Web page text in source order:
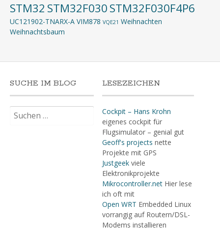
STM32 STM32F030STM32F030F4P6
UC121902-TNARX-A VIM878 VQE21 Weihnachten
Weihnachtsbaum
SUCHE IM BLOG
nach:
LESEZEICHEN
Cockpit – Hans Krohn
eigenes cockpit für
Flugsimulator – genial gut
Geoff's projects nette
Projekte mit GPS
Justgeekviele
Elektronikprojekte
Mikrocontroller.netHier lese
ich oft mit
Open WRT Embedded Linux
vorrangig auf Routern/DSL-
Modems installieren